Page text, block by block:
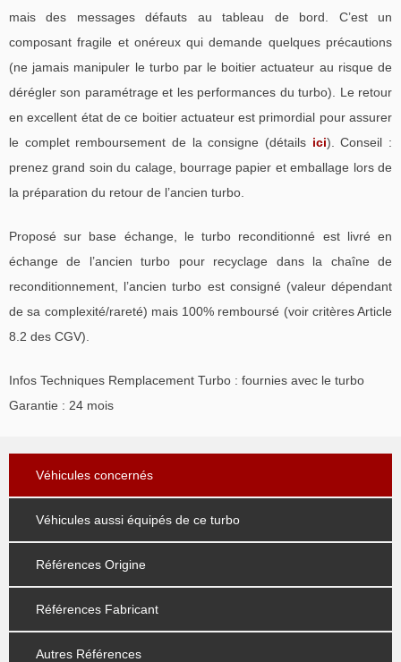
mais des messages défauts au tableau de bord. C’est un
composant fragile et onéreux qui demande quelques précautions
(ne jamais manipuler le turbo par le boitier actuateur au risque de
dérégler son paramétrage et les performances du turbo). Le retour
en excellent état de ce boitier actuateur est primordial pour assurer
le complet remboursement de la consigne (détails ici). Conseil :
prenez grand soin du calage, bourrage papier et emballage lors de
la préparation du retour de l’ancien turbo.
Proposé sur base échange, le turbo reconditionné est livré en
échange de l’ancien turbo pour recyclage dans la chaîne de
reconditionnement, l’ancien turbo est consigné (valeur dépendant
de sa complexité/rareté) mais 100% remboursé (voir critères Article
8.2 des CGV).
Infos Techniques Remplacement Turbo : fournies avec le turbo
Garantie : 24 mois
Véhicules concernés
Véhicules aussi équipés de ce turbo
Références Origine
Références Fabricant
Autres Références